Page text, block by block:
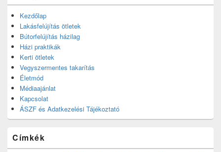
Kezdőlap
Lakásfelújítás ötletek
Bútorfelújítás házilag
Házi praktikák
Kerti ötletek
Vegyszermentes takarítás
Életmód
Médiaajánlat
Kapcsolat
ÁSZF és Adatkezelési Tájékoztató
Címkék